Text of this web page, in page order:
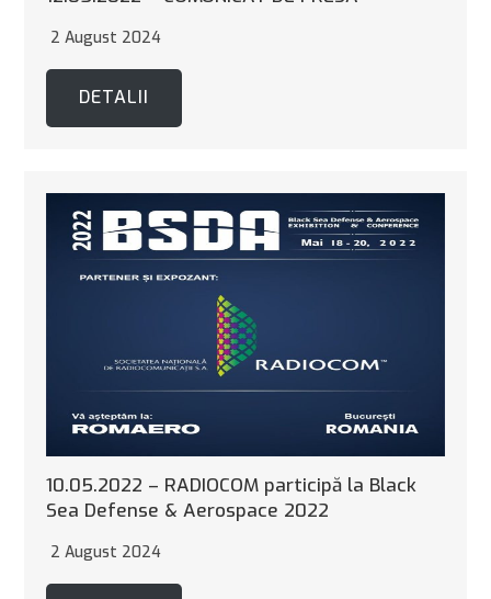
2 August 2024
DETALII
10.05.2022 – RADIOCOM participă la Black
Sea Defense & Aerospace 2022
2 August 2024